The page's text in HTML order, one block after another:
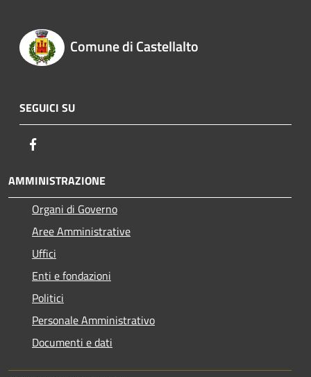
Comune di Castellalto
SEGUICI SU
AMMINISTRAZIONE
Organi di Governo
Aree Amministrative
Uffici
Enti e fondazioni
Politici
Personale Amministrativo
Documenti e dati